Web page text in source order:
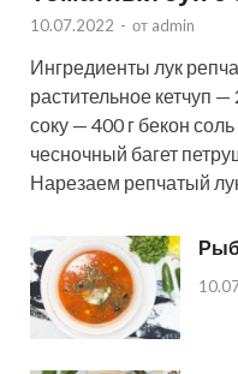
10.07.2022 - от admin
Ингредиенты лук
растительное кетчуп
соку — 400 г бекон
чесночный багет
Нарезаем репчатый